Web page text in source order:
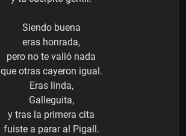
Siendo buena
eras honrada,
pero no te valió nada
que otras cayeron igual.
Eras linda,
Galleguita,
y tras la primera cita
fuiste a parar al Pigall.